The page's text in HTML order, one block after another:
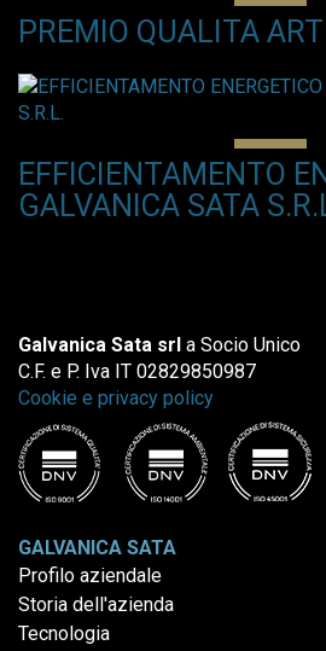
PREMIO QUALITA
EFFICIENTAMENTO
GALVANICA SATA
Galvanica Sata srl a Socio Unico
C.F. e P. Iva IT 02829850987
Cookie e privacy policy
GALVANICA SATA
Profilo aziendale
Storia dell'azienda
Tecnologia